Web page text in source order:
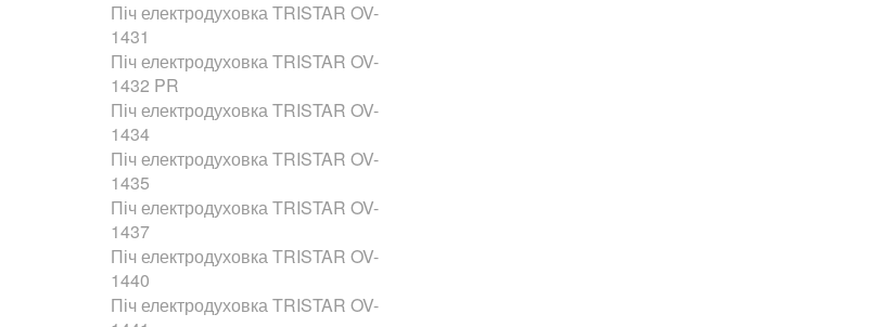
Піч електродуховка TRISTAR OV-
1431
Піч електродуховка TRISTAR OV-
1432 PR
Піч електродуховка TRISTAR OV-
1434
Піч електродуховка TRISTAR OV-
1435
Піч електродуховка TRISTAR OV-
1437
Піч електродуховка TRISTAR OV-
1440
Піч електродуховка TRISTAR OV-